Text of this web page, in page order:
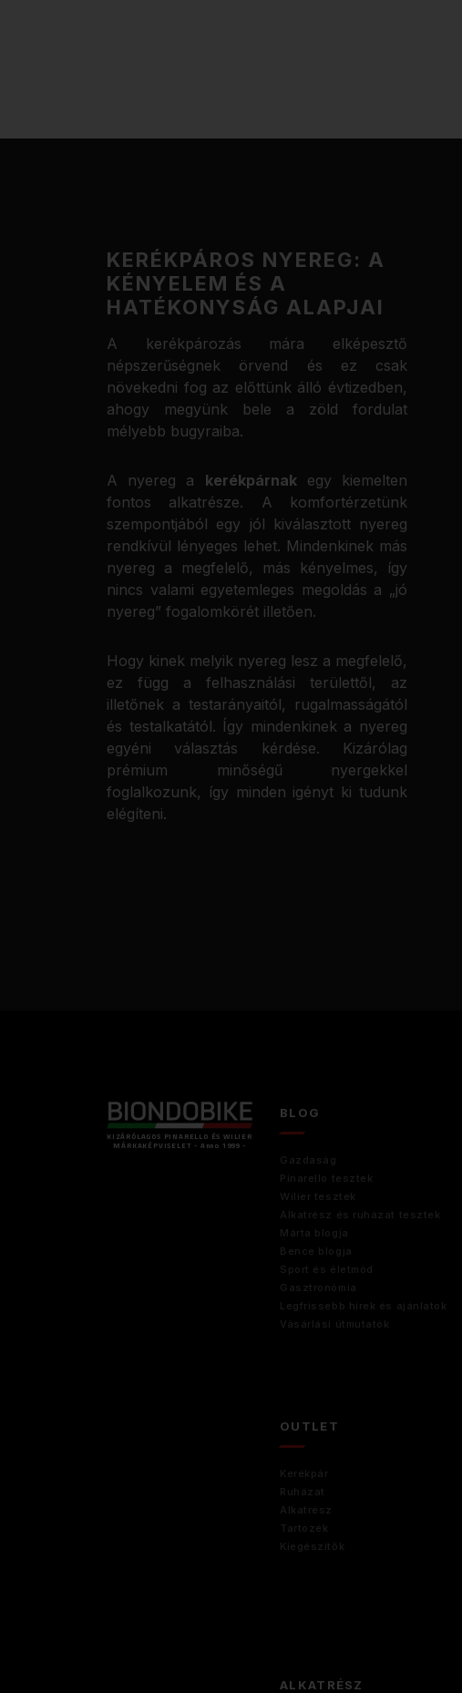
KERÉKPÁROS NYEREG: A
KÉNYELEM ÉS A
HATÉKONYSÁG ALAPJAI
A kerékpározás mára elképesztő
népszerűségnek örvend és ez csak
növekedni fog az előttünk álló évtizedben,
ahogy megyünk bele a zöld fordulat
mélyebb bugyraiba.
A nyereg a kerékpárnakegy kiemelten
fontos alkatrésze. A komfortérzetünk
szempontjából egy jól kiválasztott nyereg
rendkívül lényeges lehet. Mindenkinek más
nyereg a megfelelő, más kényelmes, így
nincs valami egyetemleges megoldás a „jó
nyereg” fogalomkörét illetően.
Hogy kinek melyik nyereg lesz a megfelelő,
ez függ a felhasználási területtől, az
illetőnek a testarányaitól, rugalmasságától
és testalkatától. Így mindenkinek a nyereg
egyéni választás kérdése. Kizárólag
prémium minőségű nyergekkel
foglalkozunk, így minden igényt ki tudunk
elégíteni.
KIZÁRÓLAGOS PINARELLO ÉS WILIER
MÁRKAKÉPVISELET - Anno 1999 -
BLOG
Gazdaság
Pinarello tesztek
Wilier tesztek
Alkatrész és ruházat tesztek
Márta blogja
Bence blogja
Sport és életmód
Gasztronómia
Legfrissebb hírek és ajánlatok
Vásárlási útmutatók
OUTLET
Kerékpár
Ruházat
Alkatrész
Tartozék
Kiegészítők
ALKATRÉSZ